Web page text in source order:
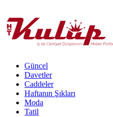
Güncel
Davetler
Caddeler
Haftanın Şıkları
Moda
Tatil